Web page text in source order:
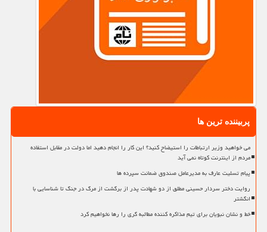
پربیننده ترین ها
می خواهید وزیر ارتباطات را استیضاح کنید؟ این کار را انجام دهید اما دولت در مقابل استفاده
مردم از اینترنت کوتاه نمی آید
پیام تسلیت عارف به مدیرعامل صندوق ضمانت سپرده ها
روایت دختر سردار حسینی مطلق از دو شهادت پدر از برگشت از مرگ در جنگ تا شناسایی با
انگشتر
خط و نشان نبویان برای تیم مذاکره کننده مطالبه گری را رها نخواهیم کرد